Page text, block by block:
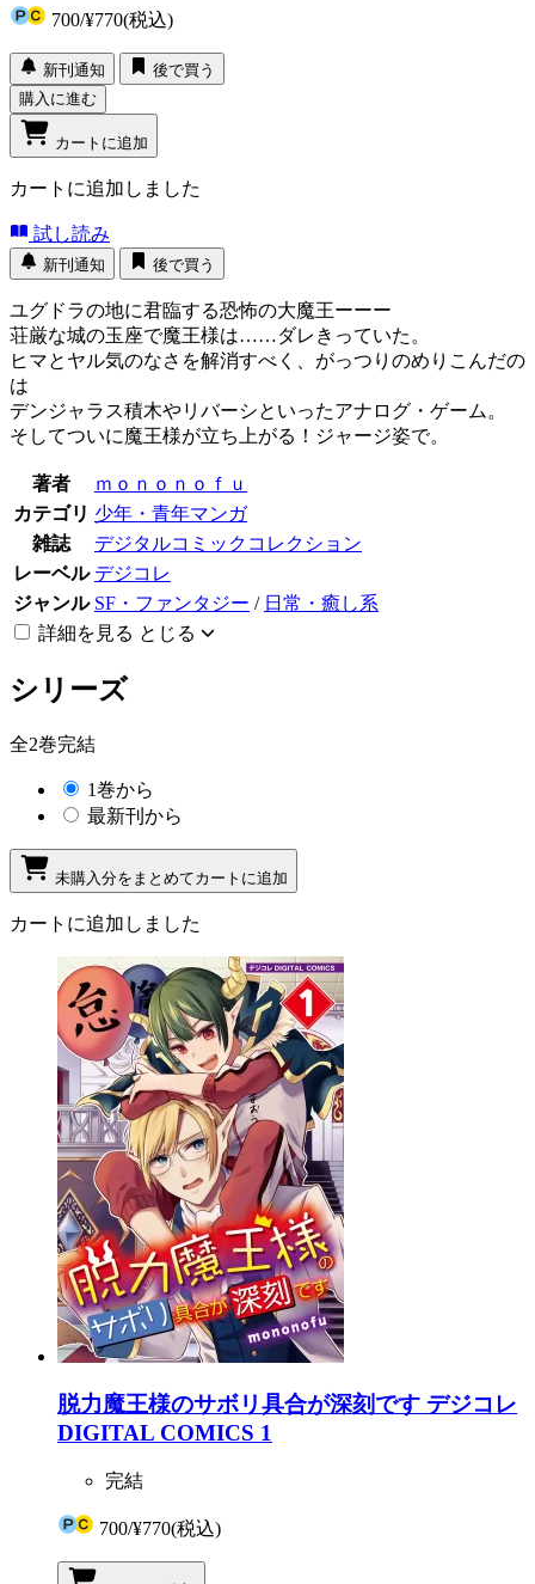
700/¥770(税込)
新刊通知
後で買う
購入に進む
カートに追加
カートに追加しました
試し読み
新刊通知 後で買う
ユグドラの地に君臨する恐怖の大魔王ーーー
荘厳な城の玉座で魔王様は……ダレきっていた。
ヒマとヤル気のなさを解消すべく、がっつりのめりこんだの
は
デンジャラス積木やリバーシといったアナログ・ゲーム。
そしてついに魔王様が立ち上がる！ジャージ姿で。
著者
ｍｏｎｏｎｏｆｕ
カテゴリ 少年・青年マンガ
雑誌
デジタルコミックコレクション
レーベル デジコレ
ジャンル SF・ファンタジー / 日常・癒し系
詳細を見る とじる
シリーズ
全2巻完結
1巻から
最新刊から
未購入分をまとめてカートに追加
カートに追加しました
脱力魔王様のサボリ具合が深刻です デジコレ
DIGITAL COMICS 1
完結
700/¥770(税込)